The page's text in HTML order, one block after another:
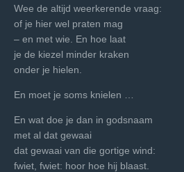
Wee de altijd weerkerende vraag:
of je hier wel praten mag
– en met wie. En hoe laat
je de kiezel minder kraken
onder je hielen.
En moet je soms knielen …
En wat doe je dan in godsnaam
met al dat gewaai
dat gewaai van die gortige wind:
fwiet, fwiet: hoor hoe hij blaast.